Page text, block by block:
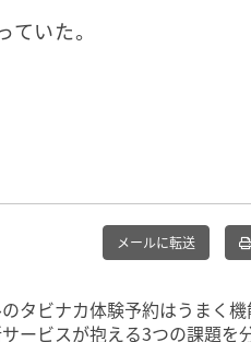
いた。
メールに転送
タビナカ体験予約はうまく
ービスが抱える3つの課題を